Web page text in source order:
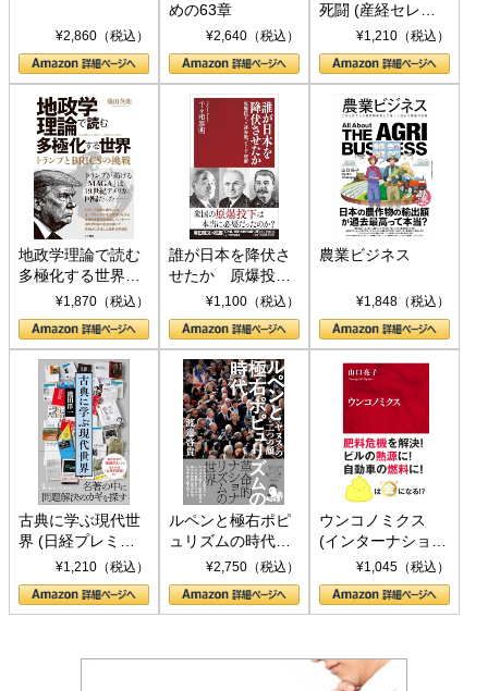
¥2,860（税込）
めの63章
¥2,640（税込）
死闘 (産経セレク
ト S 039)¥1,210（税込）
地政学理論で読む
多極化する世界：
トランプとBRICS
の挑戦
¥1,870（税込）
誰が日本を降伏さ
せたか 原爆投
下、ソ連参戦、そ
して聖断 (PHP新
書)
¥1,100（税込）
農業ビジネス
¥1,848（税込）
古典に学ぶ現代世
界 (日経プレミア
シリーズ)¥1,210（税込）
ルペンと極右ポピ
ュリズムの時代：
〈ヤヌス〉の二つ
の顔
¥2,750（税込）
ウンコノミクス
(インターナショナ
ル新書)¥1,045（税込）